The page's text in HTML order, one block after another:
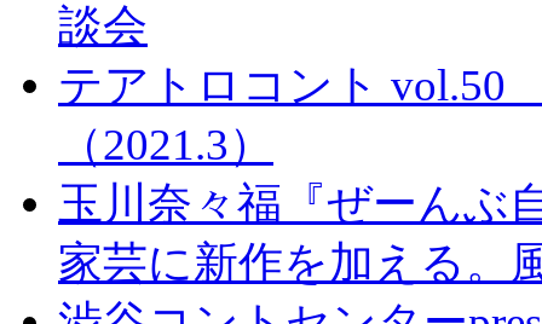
談会
テアトロコント
（2021.3）
玉川奈々福『ぜーんぶ
家芸に新作を加える。